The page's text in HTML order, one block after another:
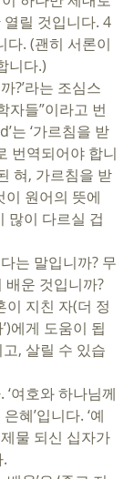
릴 것입니다. 4
다. (괜히 서론이
니다.)
?’라는 조심스
자들”이라고 번
는 ‘가르침을 받
번역되어야 합니
혀, 가르침을 받
이 원어의 뜻에
많이 다르실 겁
는 말입니까? 무
배운 것입니까?
이 지친 자(더 정
에게 도움이 됩
, 살릴 수 있습
여호와 하나님께
혜’입니다. ‘예
물 되신 십자가